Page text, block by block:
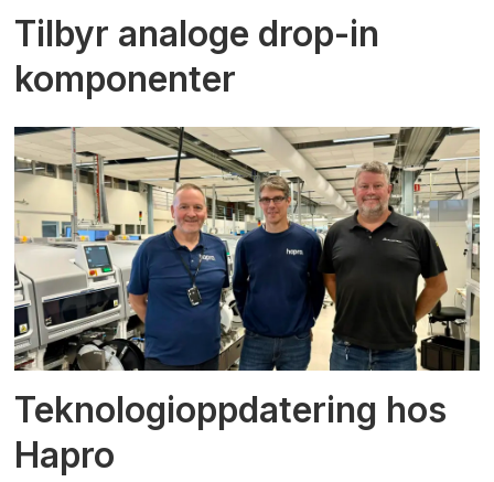
Tilbyr analoge drop-in
komponenter
Teknologioppdatering hos
Hapro